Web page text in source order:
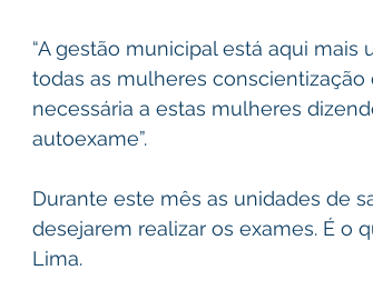
“A gestão municipal está aqui
todas as mulheres
necessária a estas mulheres
autoexame”.
Durante este mês as unidades de
desejarem realizar os exames. É o
Lima.